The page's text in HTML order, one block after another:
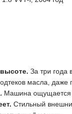
высоте.За три года
масла, даже
Машина ощущается
Стильный